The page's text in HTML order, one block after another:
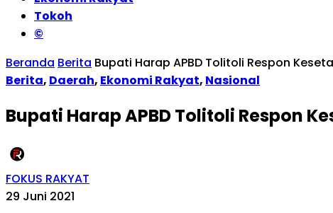
Tokoh
©
Beranda Berita Bupati Harap APBD Tolitoli Respon
Berita, Daerah, Ekonomi Rakyat, Nasional
Bupati Harap APBD Tolitoli Respon
FOKUS RAKYAT
29 Juni 2021